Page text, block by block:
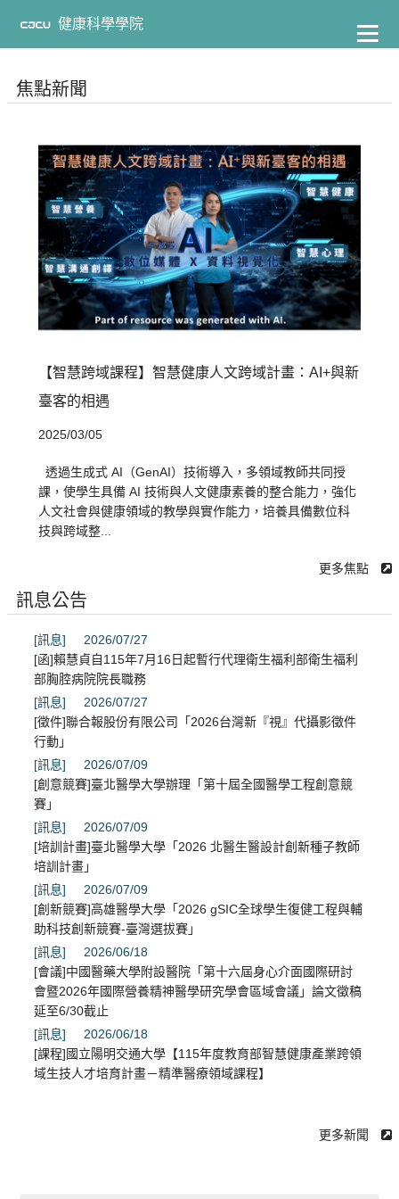
主
容
健康科學學院
焦點新聞
【智慧跨域課程】智慧健康人文跨域計畫：AI+與新
臺客的相遇
2025/03/05
透過生成式 AI（GenAI）技術導入，多領域教師共同授
課，使學生具備 AI 技術與人文健康素養的整合能力，強化
人文社會與健康領域的教學與實作能力，培養具備數位科
技與跨域整...
更多焦點
訊息公告
[訊息]
2026/07/27
[函]賴慧貞自115年7月16日起暫行代理衛生福利部衛生福利
部胸腔病院院長職務
[訊息]
2026/07/27
[徵件]聯合報股份有限公司「2026台灣新『視』代攝影徵件
行動」
[訊息]
2026/07/09
[創意競賽]臺北醫學大學辦理「第十屆全國醫學工程創意競
賽」
[訊息]
2026/07/09
[培訓計畫]臺北醫學大學「2026 北醫生醫設計創新種子教師
培訓計畫」
[訊息]
2026/07/09
[創新競賽]高雄醫學大學「2026 gSIC全球學生復健工程與輔
助科技創新競賽-臺灣選拔賽」
[訊息]
2026/06/18
[會議]中國醫藥大學附設醫院「第十六屆身心介面國際研討
會暨2026年國際營養精神醫學研究學會區域會議」論文徵稿
延至6/30截止
[訊息]
2026/06/18
[課程]國立陽明交通大學【115年度教育部智慧健康產業跨領
域生技人才培育計畫－精準醫療領域課程】
更多新聞